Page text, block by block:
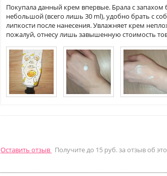
Покупала данный крем впервые. Брала с
небольшой (всего лишь 30 ml), удобно брать с
липкости после нанесения. Увлажняет крем
пожалуй, отнесу лишь завышенную стоимость
Оставить отзыв Получите до 15 руб. за отзыв об